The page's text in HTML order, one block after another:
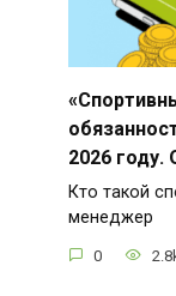
2026 году.
Кто такой
менеджер
0